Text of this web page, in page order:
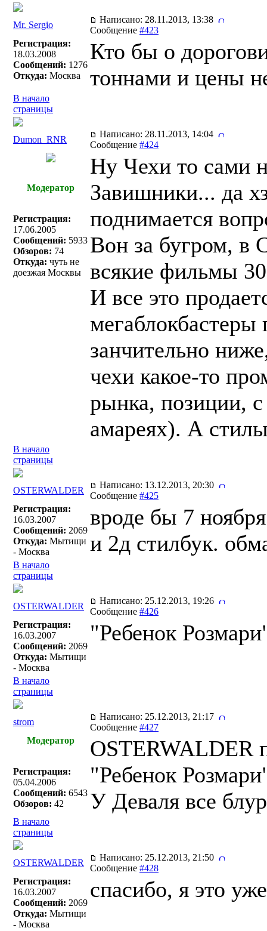
Mr. Sergio
Написано: 28.11.2013, 13:38
Сообщение #423
Регистрация:
18.03.2008
Сообщений: 1276
Откуда: Москва
Кто бы о
тоннами и цены
В начало
страницы
Dumon_RNR
Написано: 28.11.2013, 14:04
Сообщение #424
Модератор
Регистрация:
17.06.2005
Сообщений: 5933
Обзоров: 74
Откуда: чуть не
доезжая Москвы
Ну Чехи то сами
Завишники... да
поднимается
Вон за бугром, в
всякие фильмы
И все это
мегаблокбастеры
занчительно
чехи какое-то
рынка, позиции,
амареях). А
В начало
страницы
OSTERWALDER
Написано: 13.12.2013, 20:30
Сообщение #425
Регистрация:
16.03.2007
Сообщений: 2069
Откуда: Мытищи
- Москва
вроде бы 7
и 2д стилбук.
В начало
страницы
OSTERWALDER
Написано: 25.12.2013, 19:26
Сообщение #426
Регистрация:
16.03.2007
Сообщений: 2069
Откуда: Мытищи
- Москва
"Ребенок
В начало
страницы
strom
Написано: 25.12.2013, 21:17
Сообщение #427
Модератор
Регистрация:
05.04.2006
Сообщений: 6543
Обзоров: 42
OSTERWALDER
"Ребенок
У Деваля все
В начало
страницы
OSTERWALDER
Написано: 25.12.2013, 21:50
Сообщение #428
Регистрация:
16.03.2007
Сообщений: 2069
Откуда: Мытищи
- Москва
спасибо, я это